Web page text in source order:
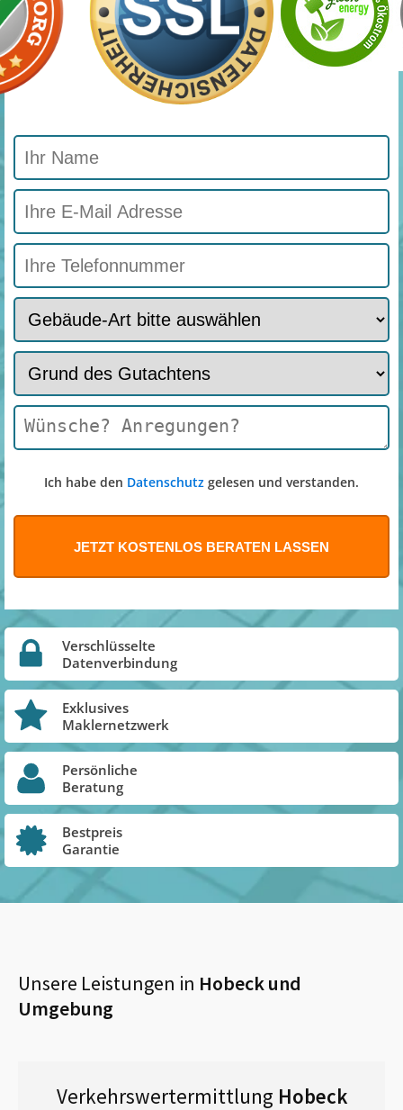
Ich habe den Datenschutz gelesen und verstanden.
Verschlüsselte
Datenverbindung
Exklusives
Maklernetzwerk
Persönliche
Beratung
Bestpreis
Garantie
Unsere Leistungen in Hobeckund
Umgebung
Verkehrswertermittlung Hobeck